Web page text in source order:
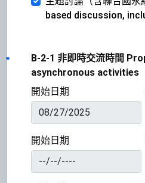
based discussion,
B-2-1 非即時交流時間
asynchronous activities
開始日期
開始日期